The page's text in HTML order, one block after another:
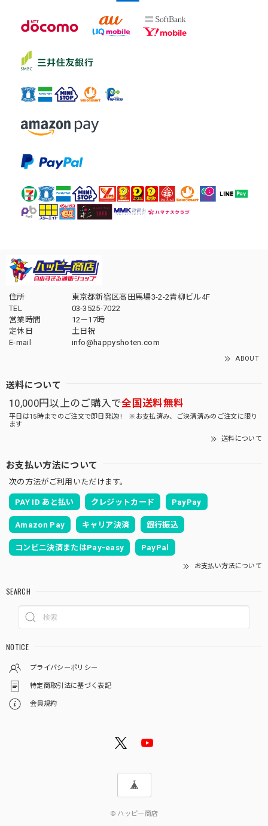
住所
東京都新宿区高田馬場3-2-2青柳ビル4F
TEL
03-3525-7022
営業時間
12－17時
定休日
土日祝
E-mail
info@happyshoten.com
ABOUT
送料について
10,000円以上のご購入で全国送料無料
平日は15時までのご注文で即日発送!! ※お支払済み、ご決済済みのご注文に限り
ます
送料について
お支払い方法について
次の方法がご利用いただけます。
PAY ID あと払い クレジットカード PayPay
Amazon Pay キャリア決済 銀行振込
コンビニ決済またはPay-easy PayPal
お支払い方法について
SEARCH
NOTICE
プライバシーポリシー
特定商取引法に基づく表記
会員規約
© ハッピー商店